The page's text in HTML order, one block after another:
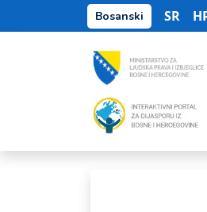
Bosanski SR